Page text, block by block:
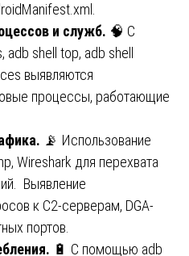
и служб. 🧠 С
shell top, adb shell
выявляются
процессы, работающие
📡 Использование
Wireshark для перехвата
Выявление
к C2-серверам, DGA-
портов.
🔋 С помощью adb